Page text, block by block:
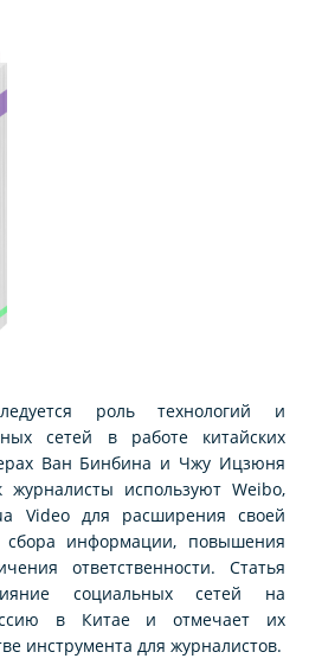
роль технологий и
сетей в работе китайских
Ван Бинбина и Чжу Ицзюня
журналисты используют Weibo,
Video для расширения своей
сбора информации, повышения
ответственности. Статья
социальных сетей на
в Китае и отмечает их
инструмента для журналистов.